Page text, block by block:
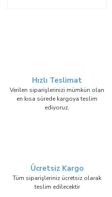
Hızlı Teslimat
Verilen siparişlerinizi mümkün olan
en kısa sürede kargoya teslim
ediyoruz.
Ücretsiz Kargo
Tüm siparişleriniz ücretsiz olarak
teslim edilecektir